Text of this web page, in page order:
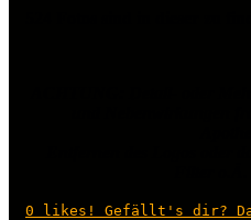
0
likes! Gefällt's dir?